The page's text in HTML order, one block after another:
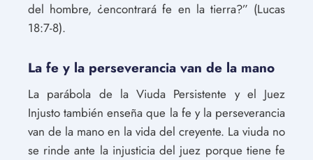
del hombre, ¿encontrará fe en la tierra?” (Lucas
18:7-8).
La fe y la perseverancia van de la mano
La parábola de la Viuda Persistente y el Juez
Injusto también enseña que la fe y la perseverancia
van de la mano en la vida del creyente. La viuda no
se rinde ante la injusticia del juez porque tiene fe